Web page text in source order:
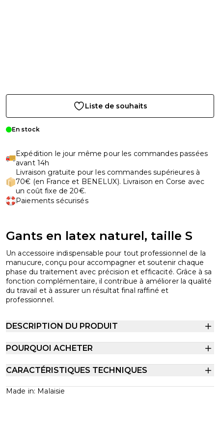
Liste de souhaits
En stock
Expédition le jour même pour les commandes passées
avant 14h
Livraison gratuite pour les commandes supérieures à
70€ (en France et BENELUX). Livraison en Corse avec
un coût fixe de 20€.
Paiements sécurisés
Gants en latex naturel, taille S
Un accessoire indispensable pour tout professionnel de la
manucure, conçu pour accompagner et soutenir chaque
phase du traitement avec précision et efficacité. Grâce à sa
fonction complémentaire, il contribue à améliorer la qualité
du travail et à assurer un résultat final raffiné et
professionnel.
DESCRIPTION DU PRODUIT
POURQUOI ACHETER
CARACTÉRISTIQUES TECHNIQUES
Made in: Malaisie